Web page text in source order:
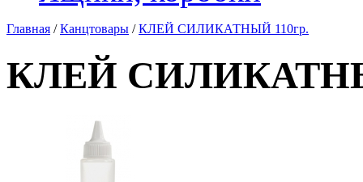
Главная /Канцтовары /КЛЕЙ СИЛИКАТНЫЙ 110гр.
КЛЕЙ